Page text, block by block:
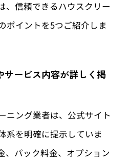
、信頼できるハウスクリー
ポイントを5つご紹介しま
サービス内容が詳しく掲
ニング業者は、公式サイト
系を明確に提示していま
、パック料金、オプション